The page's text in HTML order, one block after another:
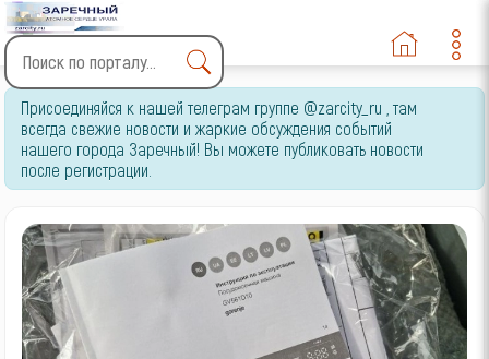
Type 2 or more characters
for results.
Присоединяйся к нашей телеграм группе @zarcity_ru , там
всегда свежие новости и жаркие обсуждения событий
нашего города Заречный! Вы можете публиковать новости
после регистрации.